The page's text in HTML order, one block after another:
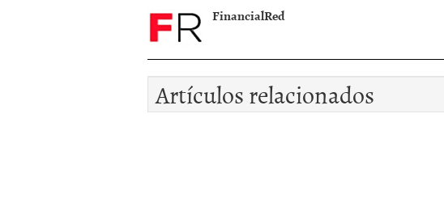
FinancialRed
Artículos relacionados